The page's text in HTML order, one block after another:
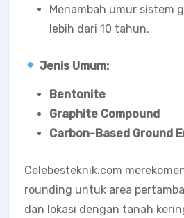
Menambah umur sistem
lebih dari 10 tahun.
Jenis Umum:
Bentonite
Graphite Compound
Carbon-Based Ground
Celebesteknik.com
rounding untuk area
dan lokasi dengan tanah